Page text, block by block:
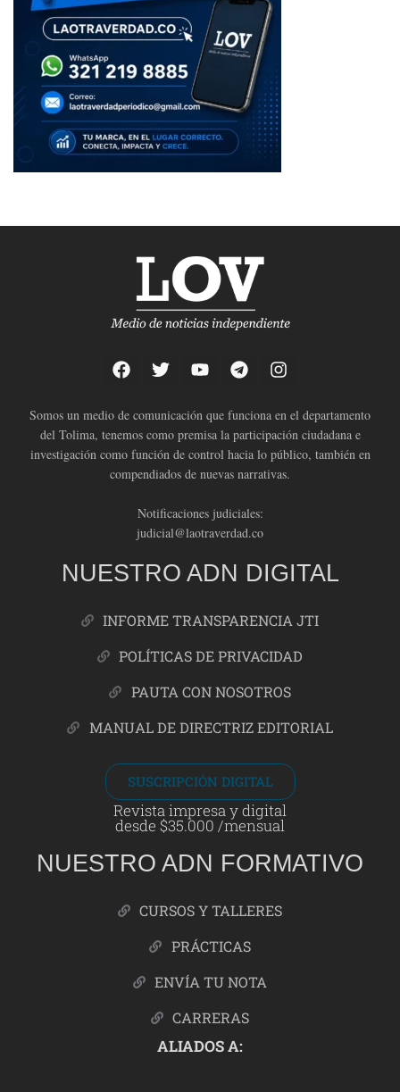
Somos un medio de comunicación que funciona en el departamento
del Tolima, tenemos como premisa la participación ciudadana e
investigación como función de control hacia lo público, también en
compendiados de nuevas narrativas.
Notificaciones judiciales:
judicial@laotraverdad.co
NUESTRO ADN DIGITAL
INFORME TRANSPARENCIA JTI
POLÍTICAS DE PRIVACIDAD
PAUTA CON NOSOTROS
MANUAL DE DIRECTRIZ EDITORIAL
SUSCRIPCIÓN DIGITAL
Revista impresa y digital
desde $35.000 /mensual
NUESTRO ADN FORMATIVO
CURSOS Y TALLERES
PRÁCTICAS
ENVÍA TU NOTA
CARRERAS
ALIADOS A: